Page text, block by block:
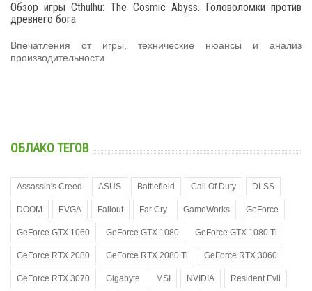
Обзор игры Cthulhu: The Cosmic Abyss. Головоломки против
древнего бога
Впечатления от игры, технические нюансы и анализ
производительности
ОБЛАКО ТЕГОВ
Assassin's Creed ASUS Battlefield Call Of Duty DLSS
DOOM EVGA Fallout Far Cry GameWorks GeForce
GeForce GTX 1060 GeForce GTX 1080 GeForce GTX 1080 Ti
GeForce RTX 2080 GeForce RTX 2080 Ti GeForce RTX 3060
GeForce RTX 3070 Gigabyte MSI NVIDIA Resident Evil